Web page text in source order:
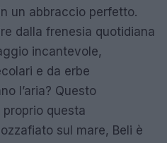
un abbraccio perfetto.
dalla frenesia quotidiana
incantevole,
e da erbe
l’aria? Questo
questa
sul mare, Beli è